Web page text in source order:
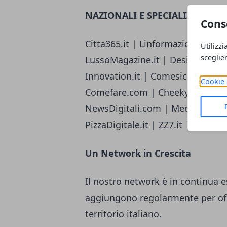
Cookie
NAZIONALI E SPECIALIZZATE
Citta365.it |
LussoMagazine.it | Design-
Innovation.it | Comesicalcola.it
Comefare.com | CheekyMag.it |
NewsDigitali.com |
PizzaDigitale.it | ZZ7.it |
Un Network in Crescita
Il nostro network è in continua
aggiungono regolarmente per
territorio italiano.